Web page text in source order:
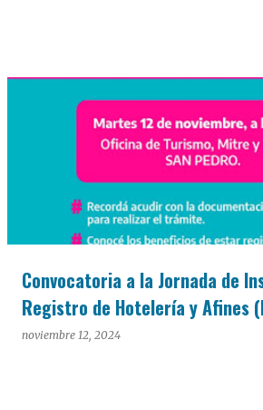
Convocatoria a la Jornada de
Registro de Hotelería y Afines
noviembre 12, 2024